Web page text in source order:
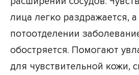
лица легко раздражается,
потоотделении
обостряется. Помогают
для чувствительной кожи,